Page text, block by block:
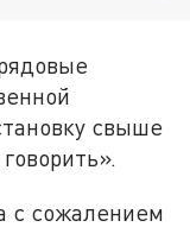
свыше
с сожалением